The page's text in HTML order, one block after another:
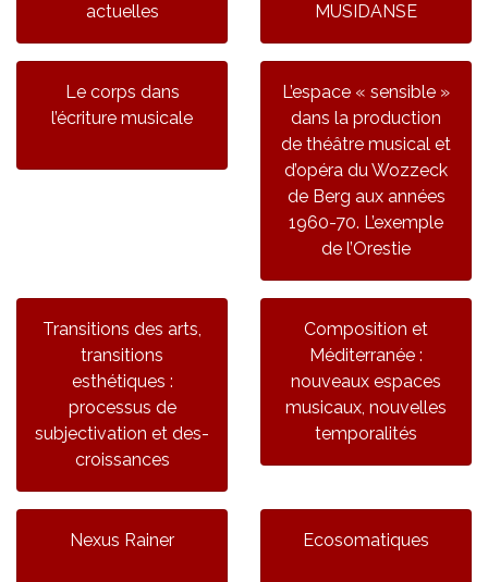
actuelles
MUSIDANSE
Le corps dans
l’écriture musicale
L’espace « sensible »
dans la production
de théâtre musical et
d’opéra du Wozzeck
de Berg aux années
1960-70. L’exemple
de l’Orestie
Transitions des arts,
transitions
esthétiques :
processus de
subjectivation et des-
croissances
Composition et
Méditerranée :
nouveaux espaces
musicaux, nouvelles
temporalités
Nexus Rainer Ecosomatiques